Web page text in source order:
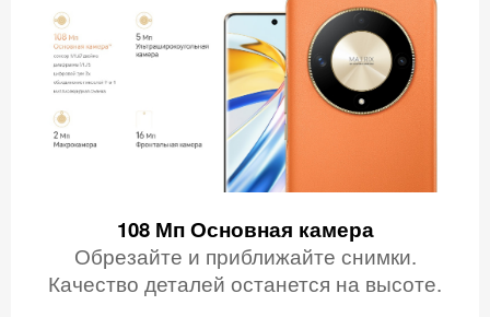
108 МпОсновная камера
Обрезайте и приближайте снимки.
Качество деталей останется на высоте.